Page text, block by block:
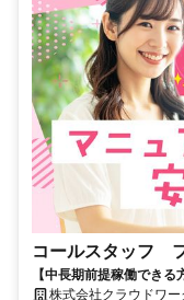
コールスタッフ
【中長期前提稼働でき
働80時間で安定収入！
株式会社クラウドワー